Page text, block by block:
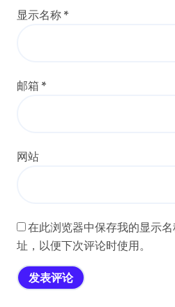
显示名称 *
邮箱 *
网站
在此浏览器中保存我的显示
址，以便下次评论时使用。